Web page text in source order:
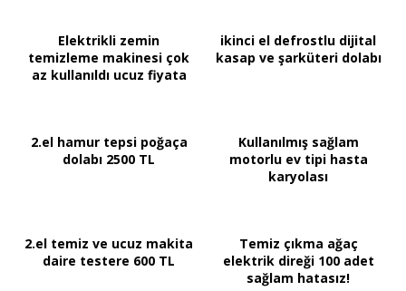
Elektrikli zemin
temizleme makinesi çok
az kullanıldı ucuz fiyata
ikinci el defrostlu dijital
kasap ve şarküteri dolabı
2.el hamur tepsi poğaça
dolabı 2500 TL
Kullanılmış sağlam
motorlu ev tipi hasta
karyolası
2.el temiz ve ucuz makita
daire testere 600 TL
Temiz çıkma ağaç
elektrik direği 100 adet
sağlam hatasız!